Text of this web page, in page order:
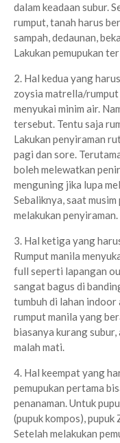
dalam keadaan subur.
rumput, tanah harus
sampah, dedaunan,
Lakukan pemupukan
2. Hal kedua yang
zoysia matrella/
menyukai minim air.
tersebut. Tentu saja
Lakukan penyiraman
pagi dan sore.
boleh melewatkan
menguning jika lupa
Sebaliknya, saat
melakukan penyiraman.
3. Hal ketiga yang
Rumput manila
full seperti lapangan
sangat bagus di
tumbuh di lahan
rumput manila yang
biasanya kurang
malah mati.
4. Hal keempat yang
pemupukan pertama
penanaman. Untuk
(pupuk kompos), pupuk
Setelah melakukan